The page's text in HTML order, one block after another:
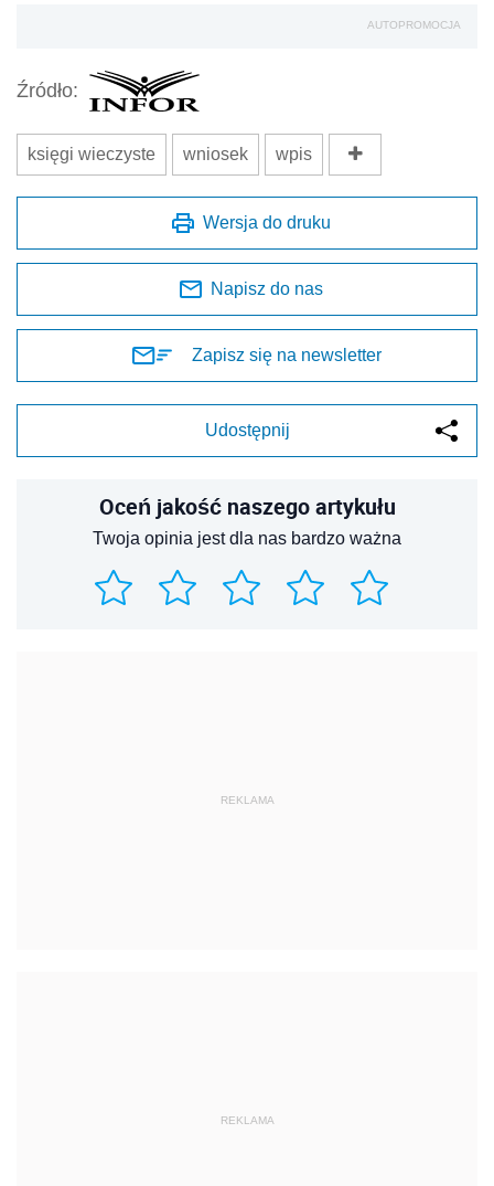
AUTOPROMOCJA
Źródło:
księgi wieczyste wniosek wpis
Wersja do druku
Napisz do nas
Zapisz się na newsletter
Udostępnij
Oceń jakość naszego artykułu
Twoja opinia jest dla nas bardzo ważna
REKLAMA
REKLAMA